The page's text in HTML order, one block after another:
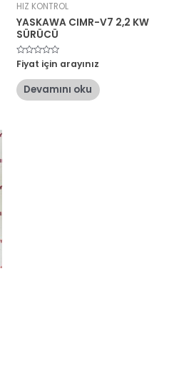
HIZ KONTROL
YASKAWA CIMR-V7 2,2 KW
SÜRÜCÜ
5
üzerinden
oy
aldı
Fiyat için arayınız
Devamını oku